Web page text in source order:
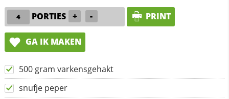
PORTIES + - PRINT
GA IK MAKEN
500 gram varkensgehakt
snufje peper